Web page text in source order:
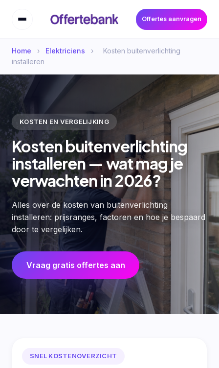
Offertes aanvragen
Home › Elektriciens ›
Kosten buitenverlichting
installeren
KOSTEN EN VERGELIJKING
Kosten buitenverlichting
installeren — wat mag je
verwachten in 2026?
Alles over de kosten van buitenverlichting
installeren: prijsranges, factoren en hoe je bespaard
door te vergelijken.
Vraag gratis offertes aan
SNEL KOSTENOVERZICHT